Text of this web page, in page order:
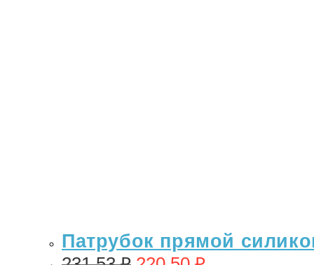
Патрубок прямой